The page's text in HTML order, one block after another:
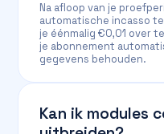
Na afloop van je
automatische incasso
je éénmalig €0,01 over
je abonnement
gegevens behouden.
Kan ik modules